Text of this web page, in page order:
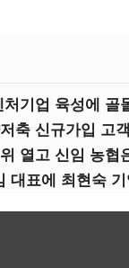
대표에 최현숙